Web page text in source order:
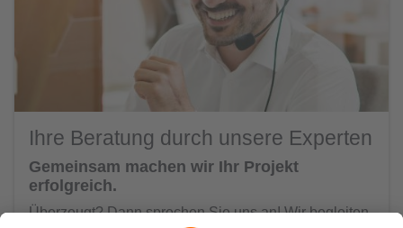
Ihre Beratung durch unsere Experten
Gemeinsam machen wir Ihr Projekt
erfolgreich.
Überzeugt? Dann sprechen Sie uns an! Wir begleiten